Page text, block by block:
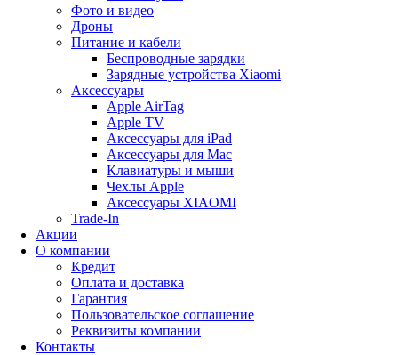
Фото и видео
Дроны
Питание и кабели
Беспроводные зарядки
Зарядные устройства Xiaomi
Аксессуары
Apple AirTag
Apple TV
Аксессуары для iPad
Аксессуары для Mac
Клавиатуры и мыши
Чехлы Apple
Аксессуары XIAOMI
Trade-In
Акции
О компании
Кредит
Оплата и доставка
Гарантия
Пользовательское соглашение
Реквизиты компании
Контакты